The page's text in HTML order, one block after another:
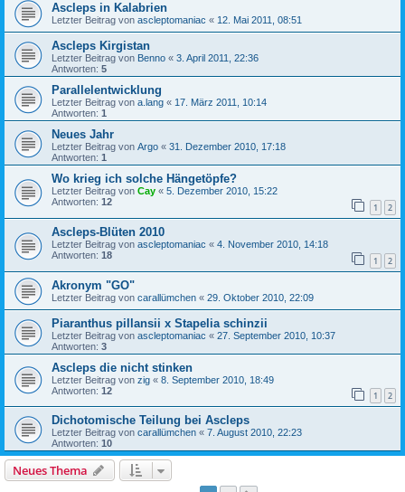
Ascleps in Kalabrien
Letzter Beitrag von ascleptomaniac « 12. Mai 2011, 08:51
Ascleps Kirgistan
Letzter Beitrag von Benno « 3. April 2011, 22:36
Antworten: 5
Parallelentwicklung
Letzter Beitrag von a.lang « 17. März 2011, 10:14
Antworten: 1
Neues Jahr
Letzter Beitrag von Argo « 31. Dezember 2010, 17:18
Antworten: 1
Wo krieg ich solche Hängetöpfe?
Letzter Beitrag von Cay « 5. Dezember 2010, 15:22
Antworten: 12 1 2
Ascleps-Blüten 2010
Letzter Beitrag von ascleptomaniac « 4. November 2010, 14:18
Antworten: 18 1 2
Akronym "GO"
Letzter Beitrag von carallümchen « 29. Oktober 2010, 22:09
Piaranthus pillansii x Stapelia schinzii
Letzter Beitrag von ascleptomaniac « 27. September 2010, 10:37
Antworten: 3
Ascleps die nicht stinken
Letzter Beitrag von zig « 8. September 2010, 18:49
Antworten: 12 1 2
Dichotomische Teilung bei Ascleps
Letzter Beitrag von carallümchen « 7. August 2010, 22:23
Antworten: 10
Neues Thema